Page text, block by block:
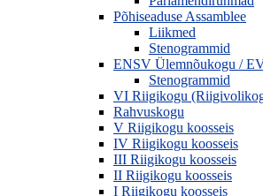
Põhiseaduse Assamblee
Liikmed
Stenogrammid
ENSV Ülemnõukogu /
Stenogrammid
VI Riigikogu
Rahvuskogu
V Riigikogu koosseis
IV Riigikogu koosseis
III Riigikogu koosseis
II Riigikogu koosseis
I Riigikogu koosseis